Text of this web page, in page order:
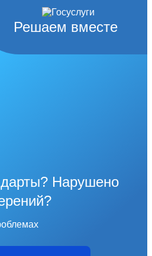
Решаем вместе
Нарушено